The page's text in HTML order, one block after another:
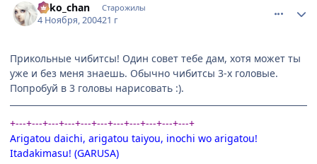
neko_chan Старожилы
4 Ноября, 200421 г
Прикольные чибитсы! Один совет тебе дам, хотя может ты
уже и без меня знаешь. Обычно чибитсы 3-х головые.
Попробуй в 3 головы нарисовать :).
+---+---+---+---+---+---+---+---+---+---+---+
Arigatou daichi, arigatou taiyou, inochi wo arigatou!
Itadakimasu! (GARUSA)